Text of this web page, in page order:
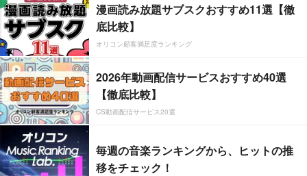
漫画読み放題サブスクおすすめ11選【徹
底比較】
オリコン顧客満足度ランキング
2026年動画配信サービスおすすめ40選
【徹底比較】
CS動画配信サービス20選
毎週の音楽ランキングから、ヒットの推
移をチェック！